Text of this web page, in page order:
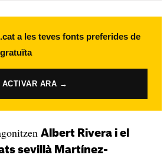
a les teves fonts preferides de
ACTIVAR ARA →
Albert Rivera i el
sevillà Martínez-